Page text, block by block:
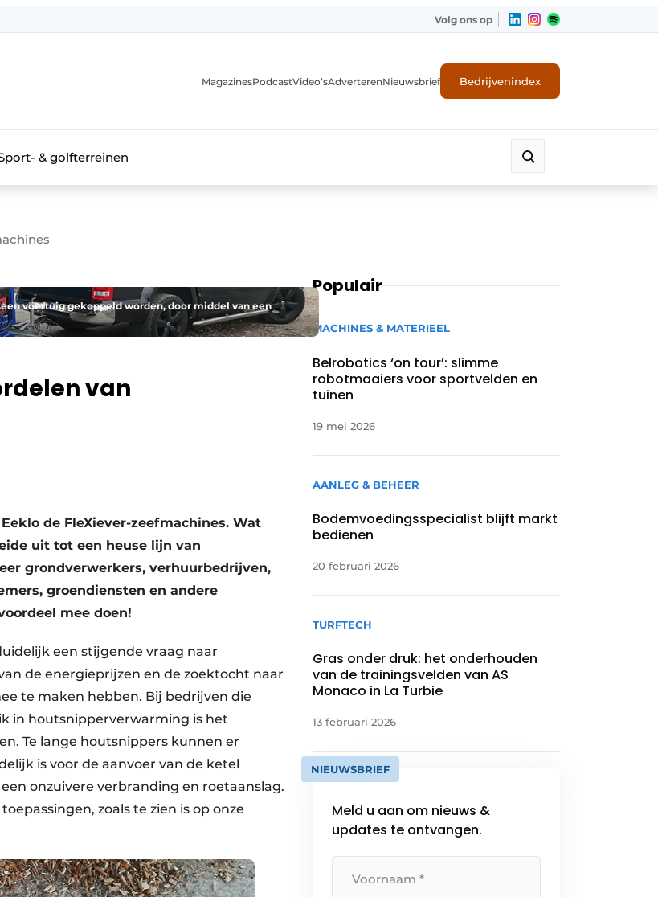
Volg ons op
MagazinesPodcastVideo’sAdverterenNieuwsbrief Bedrijvenindex
& golfterreinen
voertuig gekoppeld worden, door middel van een
van
de FleXiever-zeefmachines. Wat
uit tot een heuse lijn van
grondverwerkers, verhuurbedrijven,
groendiensten en andere
mee doen!
een stijgende vraag naar
de energieprijzen en de zoektocht naar
te maken hebben. Bij bedrijven die
in houtsnipperverwarming is het
Te lange houtsnippers kunnen er
is voor de aanvoer van de ketel
onzuivere verbranding en roetaanslag.
zoals te zien is op onze
Populair
MACHINES & MATERIEEL
Belrobotics ‘on tour’: slimme
robotmaaiers voor sportvelden en
tuinen
19 mei 2026
AANLEG & BEHEER
Bodemvoedingsspecialist blijft markt
bedienen
20 februari 2026
TURFTECH
Gras onder druk: het onderhouden
van de trainingsvelden van AS
Monaco in La Turbie
13 februari 2026
NIEUWSBRIEF
Meld u aan om nieuws &
updates te ontvangen.